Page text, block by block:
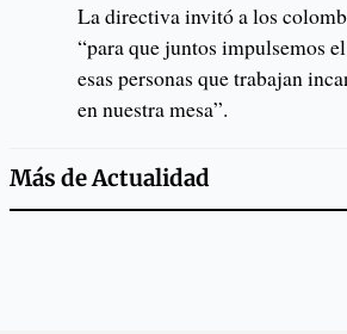
La directiva invitó a los
“para que juntos impulsemos
esas personas que trabajan
en nuestra mesa”.
Más deActualidad